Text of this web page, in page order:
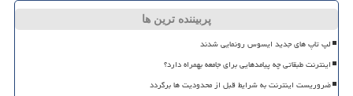
پربیننده ترین ها
لپ تاپ های جدید ایسوس رونمایی شدند
اینترنت طبقاتی چه پیامدهایی برای جامعه بهمراه دارد؟
ضروریست اینترنت به شرایط قبل از محدودیت ها برگردد